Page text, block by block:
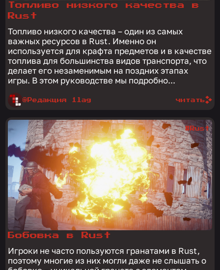
Топливо низкого качества в
Rust
Топливо низкого качества – один из самых
важных ресурсов в Rust. Именно он
используется для крафта предметов и в качестве
топлива для большинства видов транспорта, что
делает его незаменимым на поздних этапах
игры. В этом руководстве мы подробно...
@Редакция 1lag читать
Бобовка в Rust
Игроки не часто пользуются гранатами в Rust,
поэтому многие из них могли даже не слышать о
#Rust